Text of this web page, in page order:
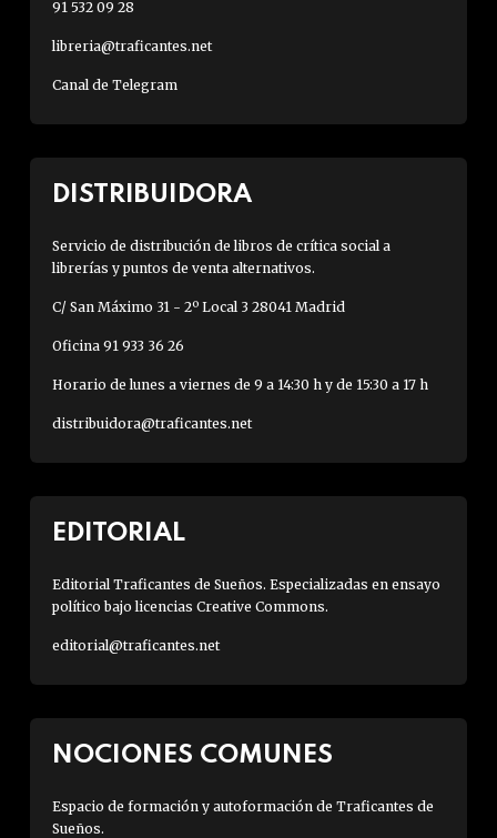
91 532 09 28
libreria@traficantes.net
Canal de Telegram
DISTRIBUIDORA
Servicio de distribución de libros de crítica social a
librerías y puntos de venta alternativos.
C/ San Máximo 31 - 2º Local 3 28041 Madrid
Oficina 91 933 36 26
Horario de lunes a viernes de 9 a 14:30 h y de 15:30 a 17 h
distribuidora@traficantes.net
EDITORIAL
Editorial Traficantes de Sueños. Especializadas en ensayo
político bajo licencias Creative Commons.
editorial@traficantes.net
NOCIONES COMUNES
Espacio de formación y autoformación de Traficantes de
Sueños.